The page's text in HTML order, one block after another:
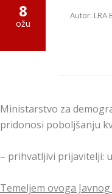
8
ožu
Autor: LRA
Ministarstvo za
pridonosi poboljšanju
– prihvatljivi prijavitelji:
Temeljem ovoga